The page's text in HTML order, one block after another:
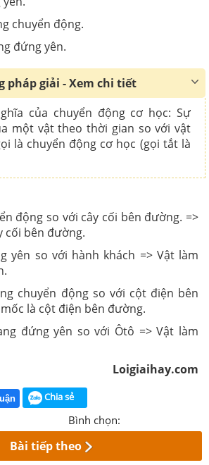
chuyển động.
đứng yên.
pháp giải - Xem chi tiết
của chuyển động cơ học: Sự
một vật theo thời gian so với vật
là chuyển động cơ học (gọi tắt là
động so với cây cối bên đường. =>
cối bên đường.
yên so với hành khách => Vật làm
chuyển động so với cột điện bên
là cột điện bên đường.
đứng yên so với Ôtô => Vật làm
Loigiaihay.com
Chia sẻ
Bình chọn:
Bài tiếp theo